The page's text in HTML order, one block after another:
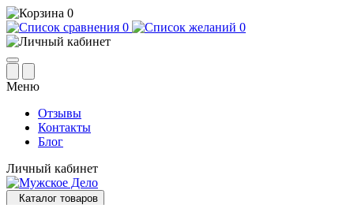
0
0
0
Меню
Отзывы
Контакты
Блог
Личный кабинет
Каталог товаров